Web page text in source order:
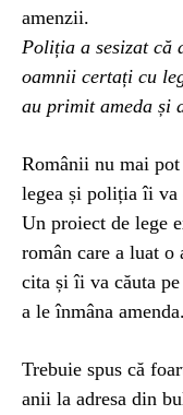
amenzii.
Poliția a sesizat că
oamnii certați cu
au primit ameda și
Românii nu mai pot
legea și poliția îi va
Un proiect de lege
român care a luat
cita și îi va căuta
a le înmâna amenda.
Trebuie spus că
anii la adresa din